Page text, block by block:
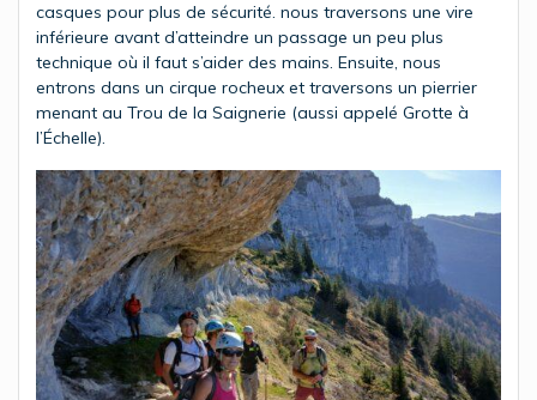
casques pour plus de sécurité. nous traversons une vire
inférieure avant d’atteindre un passage un peu plus
technique où il faut s’aider des mains. Ensuite, nous
entrons dans un cirque rocheux et traversons un pierrier
menant au Trou de la Saignerie (aussi appelé Grotte à
l’Échelle).